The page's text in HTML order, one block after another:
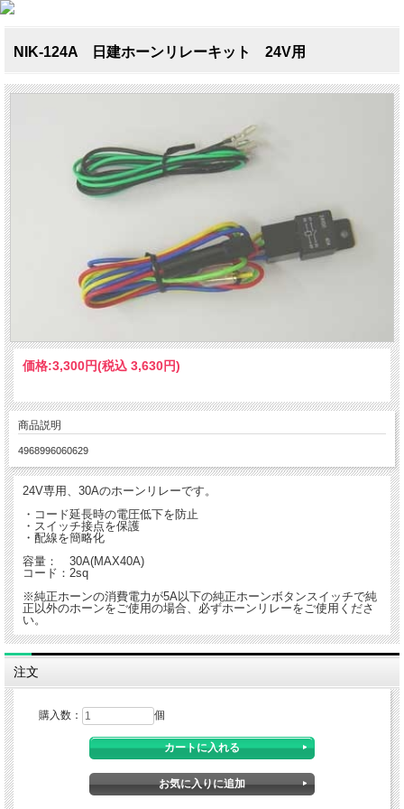
NIK-124A 日建ホーンリレーキット 24V用
価格:3,300円(税込 3,630円)
商品説明
4968996060629
24V専用、30Aのホーンリレーです。
・コード延長時の電圧低下を防止
・スイッチ接点を保護
・配線を簡略化
容量： 30A(MAX40A)
コード：2sq
※純正ホーンの消費電力が5A以下の純正ホーンボタンスイッチで純
正以外のホーンをご使用の場合、必ずホーンリレーをご使用くださ
い。
注文
購入数： 個